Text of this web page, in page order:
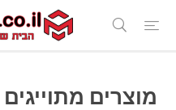
מוצרים